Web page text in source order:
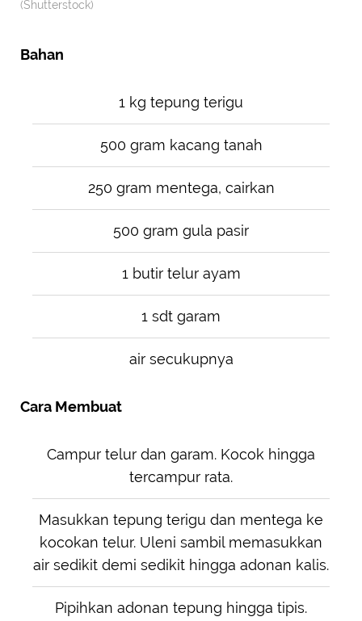
(Shutterstock)
Bahan
1 kg tepung terigu
500 gram kacang tanah
250 gram mentega, cairkan
500 gram gula pasir
1 butir telur ayam
1 sdt garam
air secukupnya
Cara Membuat
Campur telur dan garam. Kocok hingga
tercampur rata.
Masukkan tepung terigu dan mentega ke
kocokan telur. Uleni sambil memasukkan
air sedikit demi sedikit hingga adonan kalis.
Pipihkan adonan tepung hingga tipis.